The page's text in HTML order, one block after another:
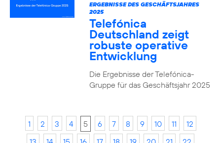
ERGEBNISSE DES GESCHÄFTSJAHRES
2025
Telefónica
Deutschland zeigt
robuste operative
Entwicklung
Die Ergebnisse der Telefónica-
Gruppe für das Geschäftsjahr 2025
1 2 3 4 5 6 7 8 9 10 11
12